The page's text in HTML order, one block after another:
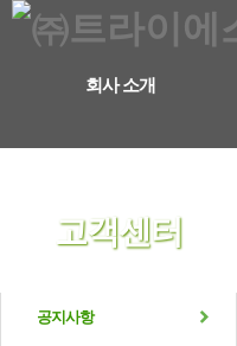
회사 소개
고객센터
공지사항